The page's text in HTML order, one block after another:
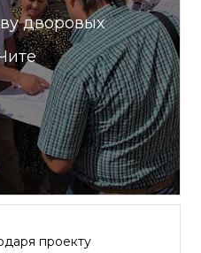
дворовых
проекту